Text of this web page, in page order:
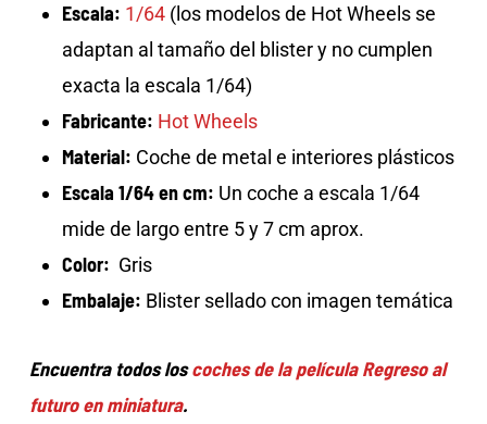
Escala: 1/64(los modelos de Hot Wheels se
adaptan al tamaño del blister y no cumplen
exacta la escala 1/64)
Fabricante: Hot Wheels
Material: Coche de metal e interiores plásticos
Escala 1/64 en cm: Un coche a escala 1/64
mide de largo entre 5 y 7 cm aprox.
Color: Gris
Embalaje: Blister sellado con imagen temática
Encuentra todos loscoches de la película Regreso al
futuro en miniatura.